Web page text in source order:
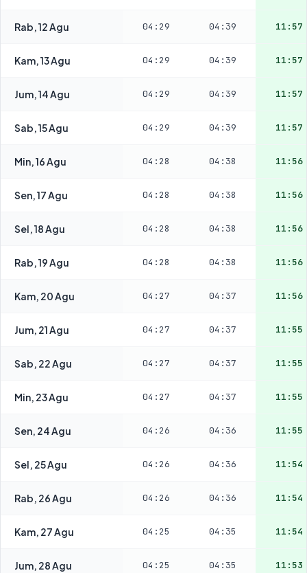
Rab, 12 Agu 04:29 04:39 11:57
Kam, 13 Agu 04:29 04:39 11:57
Jum, 14 Agu 04:29 04:39 11:57
Sab, 15 Agu 04:29 04:39 11:57
Min, 16 Agu 04:28 04:38 11:56
Sen, 17 Agu 04:28 04:38 11:56
Sel, 18 Agu 04:28 04:38 11:56
Rab, 19 Agu 04:28 04:38 11:56
Kam, 20 Agu 04:27 04:37 11:56
Jum, 21 Agu 04:27 04:37 11:55
Sab, 22 Agu 04:27 04:37 11:55
Min, 23 Agu 04:27 04:37 11:55
Sen, 24 Agu 04:26 04:36 11:55
Sel, 25 Agu 04:26 04:36 11:54
Rab, 26 Agu 04:26 04:36 11:54
Kam, 27 Agu 04:25 04:35 11:54
Jum, 28 Agu 04:25 04:35 11:53